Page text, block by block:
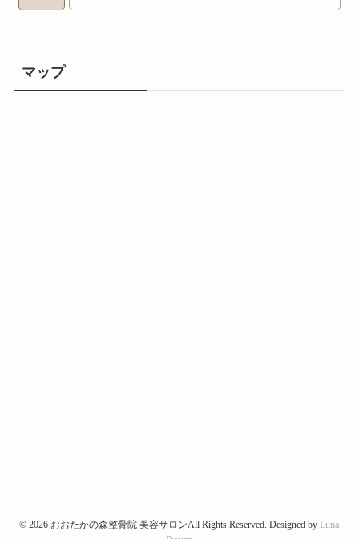
マップ
© 2026 おおたかの森整骨院 美容サロンAll Rights Reserved. Designed byLuna